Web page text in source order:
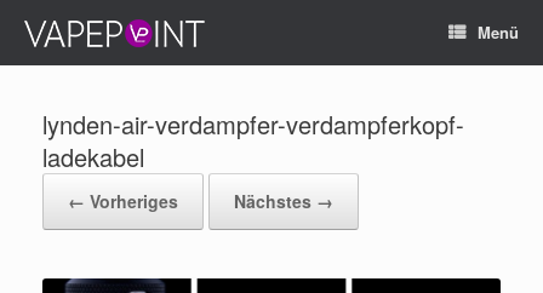
Menü
lynden-air-verdampfer-verdampferkopf-
ladekabel
← Vorheriges Nächstes →